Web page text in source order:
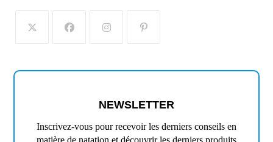
dans
dans
dans
nouvel
dans
nouvel
NEWSLETTER
Inscrivez-vous pour recevoir les derniers conseils en